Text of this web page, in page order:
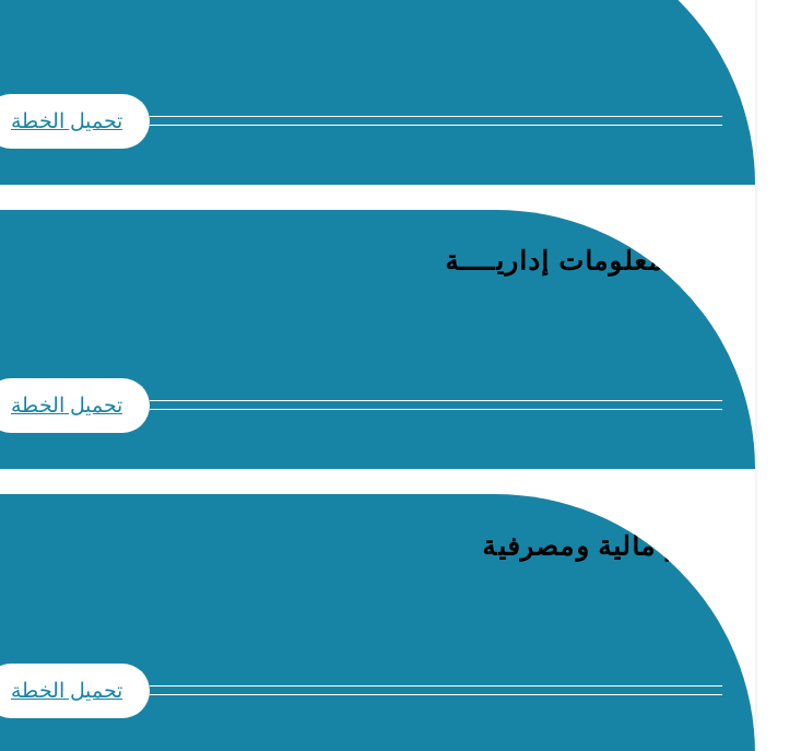
تحميل الخطة
نظم معلومات إداريــــة
تحميل الخطة
علوم مالية ومصرفية
تحميل الخطة